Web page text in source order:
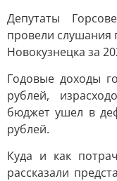
Депутаты
провели слушания
Новокузнецка за
Годовые доходы
рублей,
бюджет ушел в
рублей.
Куда и как
рассказали